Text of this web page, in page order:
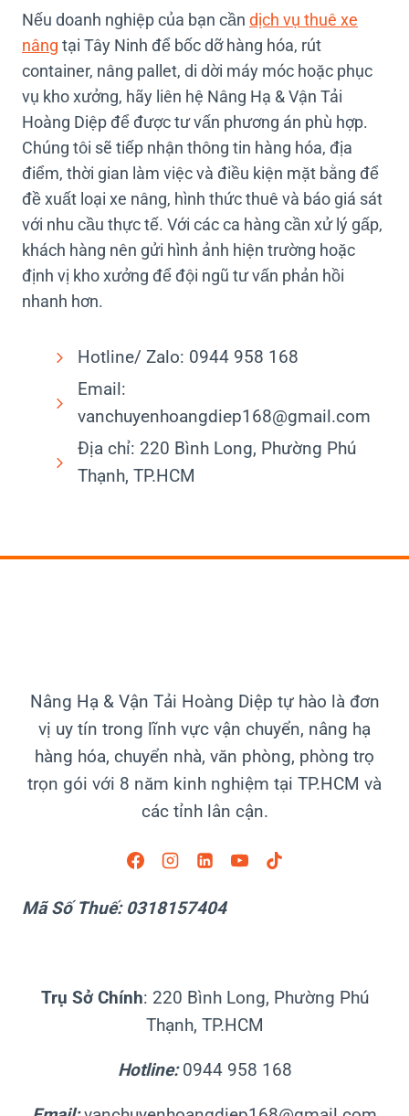
Nếu doanh nghiệp của bạn cần dịch vụ thuê xe
nâng tại Tây Ninh để bốc dỡ hàng hóa, rút
container, nâng pallet, di dời máy móc hoặc phục
vụ kho xưởng, hãy liên hệ Nâng Hạ & Vận Tải
Hoàng Diệp để được tư vấn phương án phù hợp.
Chúng tôi sẽ tiếp nhận thông tin hàng hóa, địa
điểm, thời gian làm việc và điều kiện mặt bằng để
đề xuất loại xe nâng, hình thức thuê và báo giá sát
với nhu cầu thực tế. Với các ca hàng cần xử lý gấp,
khách hàng nên gửi hình ảnh hiện trường hoặc
định vị kho xưởng để đội ngũ tư vấn phản hồi
nhanh hơn.
Hotline/ Zalo: 0944 958 168
Email:
vanchuyenhoangdiep168@gmail.com
Địa chỉ: 220 Bình Long, Phường Phú
Thạnh, TP.HCM
Nâng Hạ & Vận Tải Hoàng Diệp tự hào là đơn
vị uy tín trong lĩnh vực vận chuyển, nâng hạ
hàng hóa, chuyển nhà, văn phòng, phòng trọ
trọn gói với 8 năm kinh nghiệm tại TP.HCM và
các tỉnh lân cận.
Mã Số Thuế: 0318157404
Trụ Sở Chính: 220 Bình Long, Phường Phú
Thạnh, TP.HCM
Hotline:0944 958 168